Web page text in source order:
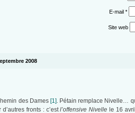
E-mail*
Site web
2008
des Dames [1]. Pétain remplace Nivelle…
fronts : c’estl’offensive Nivelle le 16